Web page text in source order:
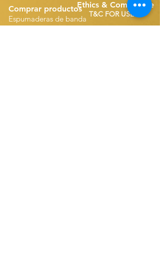
Comprar productos
Espumaderas de banda
Ethics & Compilance
T&C FOR USE